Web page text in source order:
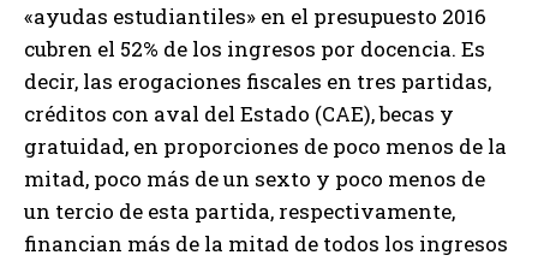
«ayudas estudiantiles» en el presupuesto 2016
cubren el 52% de los ingresos por docencia. Es
decir, las erogaciones fiscales en tres partidas,
créditos con aval del Estado (CAE), becas y
gratuidad, en proporciones de poco menos de la
mitad, poco más de un sexto y poco menos de
un tercio de esta partida, respectivamente,
financian más de la mitad de todos los ingresos